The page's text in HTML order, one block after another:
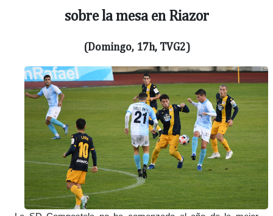
sobre la mesa en Riazor
(Domingo, 17h, TVG2)